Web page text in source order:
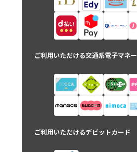
ご利用いただける交通系電子マネー
ご利用いただけるデビットカード